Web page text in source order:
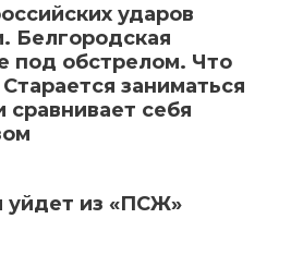
ударов
Белгородская
под обстрелом. Что
заниматься
сравнивает себя
уйдет из «ПСЖ»